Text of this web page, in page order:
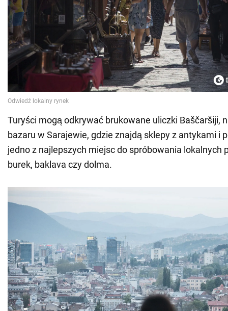
Turyści mogą odkrywać brukowane uliczki Baščaršiji,
bazaru w Sarajewie, gdzie znajdą sklepy z antykami i
jedno z najlepszych miejsc do spróbowania lokalnych
burek, baklava czy dolma.